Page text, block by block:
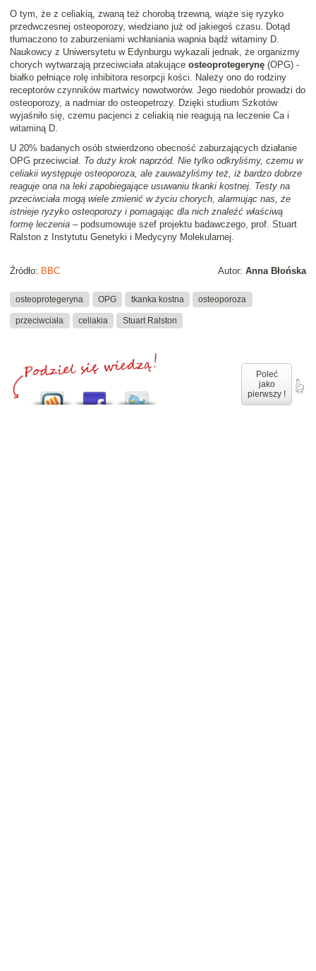
O tym, że z celiakią, zwaną też chorobą trzewną, wiąże się ryzyko
przedwczesnej osteoporozy, wiedziano już od jakiegoś czasu. Dotąd
tłumaczono to zaburzeniami wchłaniania wapnia bądź witaminy D.
Naukowcy z Uniwersytetu w Edynburgu wykazali jednak, że organizmy
chorych wytwarzają przeciwciała atakujące osteoprotegerynę (OPG) -
białko pełniące rolę inhibitora resorpcji kości. Należy ono do rodziny
receptorów czynników martwicy nowotworów. Jego niedobór prowadzi do
osteoporozy, a nadmiar do osteopetrozy. Dzięki studium Szkotów
wyjaśniło się, czemu pacjenci z celiakią nie reagują na leczenie Ca i
witaminą D.
U 20% badanych osób stwierdzono obecność zaburzających działanie
OPG przeciwciał. To duży krok naprzód. Nie tylko odkryliśmy, czemu w
celiakii występuje osteoporoza, ale zauważyliśmy też, iż bardzo dobrze
reaguje ona na leki zapobiegające usuwaniu tkanki kostnej. Testy na
przeciwciała mogą wiele zmienić w życiu chorych, alarmując nas, że
istnieje ryzyko osteoporozy i pomagając dla nich znaleźć właściwą
formę leczenia – podsumowuje szef projektu badawczego, prof. Stuart
Ralston z Instytutu Genetyki i Medycyny Molekularnej.
Autor: Anna Błońska
Źródło: BBC
osteoprotegeryna OPG tkanka kostna osteoporoza
przeciwciała celiakia Stuart Ralston
Poleć
jako
pierwszy !